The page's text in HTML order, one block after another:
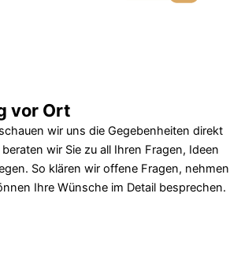
vor Ort
wir uns die Gegebenheiten direkt
wir Sie zu all Ihren Fragen, Ideen
So klären wir offene Fragen, nehmen
Ihre Wünsche im Detail besprechen.